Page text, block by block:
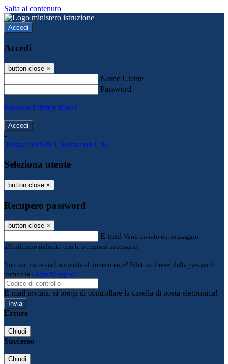
Salta al contenuto
Accedi
Accedi
button close ×
Nome Utente
Password
Password dimenticata?
-
Entra con SPID Entra con CIE
Seleziona utente
button close ×
Recupero password
button close ×
E-mail Verrà inviato un messaggio
all'indirizzo indicato con le istruzioni necessarie.
Non hai una e-mail associata al nome utente? Effettua il reset della password
tramite la Login Spaggiari
E-mail inviata, si prega di controllare la casella di posta elettronica!
Errore
Chiudi
Successo
Chiudi